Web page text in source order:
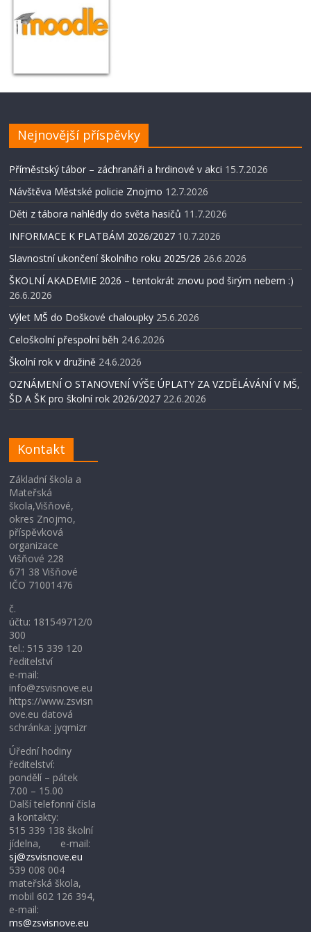
Nejnovější příspěvky
Příměstský tábor – záchranáři a hrdinové v akci 15.7.2026
Návštěva Městské policie Znojmo 12.7.2026
Děti z tábora nahlédly do světa hasičů 11.7.2026
INFORMACE K PLATBÁM 2026/2027 10.7.2026
Slavnostní ukončení školního roku 2025/26 26.6.2026
ŠKOLNÍ AKADEMIE 2026 – tentokrát znovu pod širým nebem :)
26.6.2026
Výlet MŠ do Doškové chaloupky 25.6.2026
Celoškolní přespolní běh 24.6.2026
Školní rok v družině 24.6.2026
OZNÁMENÍ O STANOVENÍ VÝŠE ÚPLATY ZA VZDĚLÁVÁNÍ V MŠ,
ŠD A ŠK pro školní rok 2026/2027 22.6.2026
Kontakt
Základní škola a
Mateřská
škola,Višňové,
okres Znojmo,
příspěvková
organizace
Višňové 228
671 38 Višňové
IČO 71001476
č.
účtu: 181549712/0
300
tel.: 515 339 120
ředitelství
e-mail:
info@zsvisnove.eu
https://www.zsvisn
ove.eu datová
schránka: jyqmizr
Úřední hodiny
ředitelství:
pondělí – pátek
7.00 – 15.00
Další telefonní čísla
a kontakty:
515 339 138 školní
jídelna, e-mail:
sj@zsvisnove.eu
539 008 004
mateřská škola,
mobil 602 126 394,
e-mail:
ms@zsvisnove.eu